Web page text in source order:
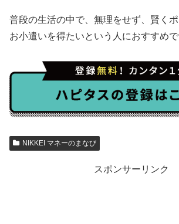
普段の生活の中で、無理をせず、賢くポ
お小遣いを得たいという人におすすめで
NIKKEI マネーのまなび
スポンサーリンク